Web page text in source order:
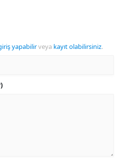
yapabilirveya kayıt olabilirsiniz.